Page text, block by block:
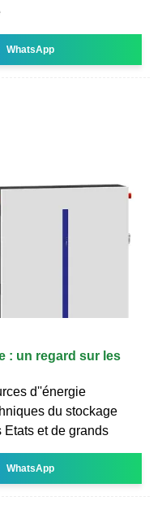
WhatsApp
: un regard sur les
d''énergie
du stockage
et de grands
WhatsApp